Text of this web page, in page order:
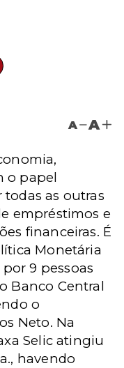
A A
o papel
as outras
empréstimos e
financeiras. É
Monetária
9 pessoas
Banco Central
o
Neto. Na
Selic atingiu
havendo